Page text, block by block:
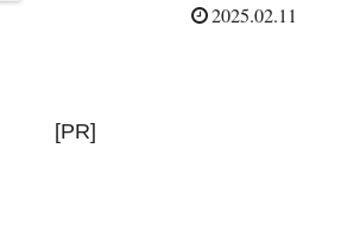
2025.02.11
[PR]